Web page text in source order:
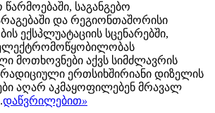
საგანგებო
და რეგიონთაშორისი
ექსპლუატაციის სცენარებში,
ელექტრომოწყობილობას
მოთხოვნები აქვს სიმძლავრის
ერთსიხშირიანი დიზელის
აღარ აკმაყოფილებენ მრავალ
დაწვრილებით»